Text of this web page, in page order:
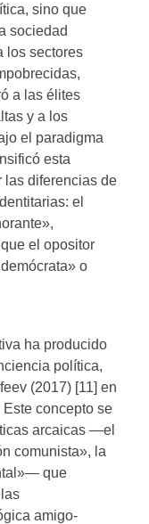
sino que
sociedad
los sectores
a las élites
y a los
el paradigma
esta
las diferencias de
el
el opositor
o
ha producido
política,
(2017) [11] en
concepto se
arcaicas —el
comunista», la
que
amigo-